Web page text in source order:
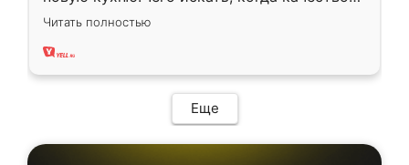
вполне довольна. Служит кухня уже почти
два года, нареканий нет.
Читать полностью
Еще